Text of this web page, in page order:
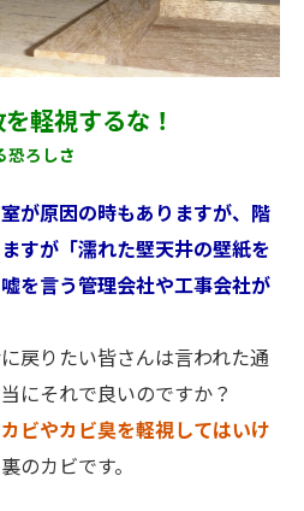
軽視するな！
恐ろしさ
が原因の時もありますが、階
すが「濡れた壁天井の壁紙を
を言う管理会社や工事会社が
戻りたい皆さんは言われた通
にそれで良いのですか？
ビやカビ臭を軽視してはいけ
のカビです。